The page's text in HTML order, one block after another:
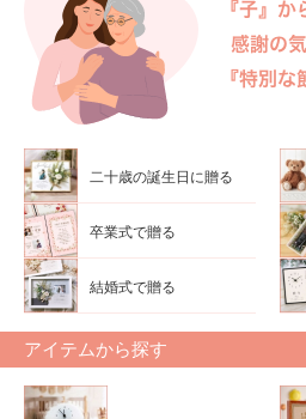
二十歳の誕生日に贈る
卒業式で贈る
結婚式で贈る
アイテムから探す